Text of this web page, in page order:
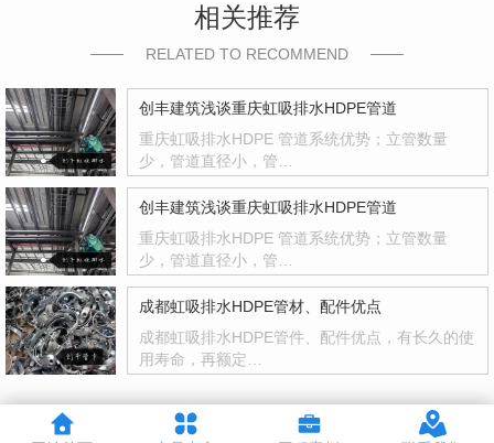
相关推荐
RELATED TO RECOMMEND
创丰建筑浅谈重庆虹吸排水HDPE管道
重庆虹吸排水HDPE 管道系统优势；立管数量
少，管道直径小，管…
创丰建筑浅谈重庆虹吸排水HDPE管道
重庆虹吸排水HDPE 管道系统优势；立管数量
少，管道直径小，管…
成都虹吸排水HDPE管材、配件优点
成都虹吸排水HDPE管件、配件优点，有长久的使
用寿命，再额定…